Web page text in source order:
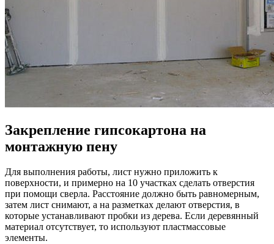
Закрепление гипсокартона на
монтажную пену
Для выполнения работы, лист нужно приложить к
поверхности, и примерно на 10 участках сделать отверстия
при помощи сверла. Расстояние должно быть равномерным,
затем лист снимают, а на разметках делают отверстия, в
которые устанавливают пробки из дерева. Если деревянный
материал отсутствует, то используют пластмассовые
элементы.